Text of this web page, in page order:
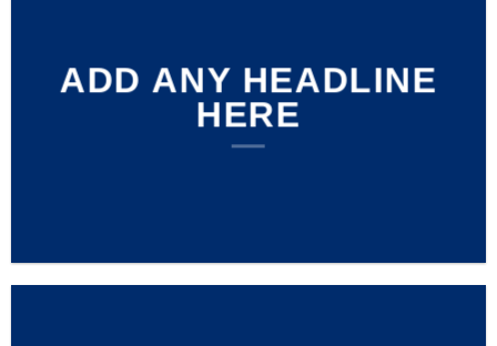
ADD ANY HEADLINE
HERE